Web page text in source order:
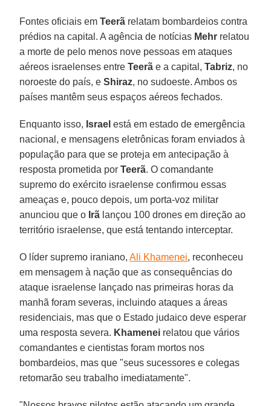
Fontes oficiais emTeerã relatam bombardeios contra
prédios na capital. A agência de notícias Mehr relatou
a morte de pelo menos nove pessoas em ataques
aéreos israelenses entreTeerã e a capital,Tabriz, no
noroeste do país, eShiraz, no sudoeste. Ambos os
países mantêm seus espaços aéreos fechados.
Enquanto isso, Israel está em estado de emergência
nacional, e mensagens eletrônicas foram enviados à
população para que se proteja em antecipação à
resposta prometida porTeerã. O comandante
supremo do exército israelense confirmou essas
ameaças e, pouco depois, um porta-voz militar
anunciou que o Irã lançou 100 drones em direção ao
território israelense, que está tentando interceptar.
O líder supremo iraniano,Ali Khamenei, reconheceu
em mensagem à nação que as consequências do
ataque israelense lançado nas primeiras horas da
manhã foram severas, incluindo ataques a áreas
residenciais, mas que o Estado judaico deve esperar
uma resposta severa. Khamenei relatou que vários
comandantes e cientistas foram mortos nos
bombardeios, mas que "seus sucessores e colegas
retomarão seu trabalho imediatamente".